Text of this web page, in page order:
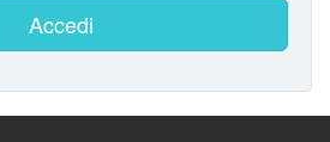
Accedi